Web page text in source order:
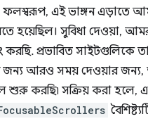
ফলস্বরূপ, এই ভাঙ্গন এড়াতে
হয়েছিল। সুবিধা দেওয়া,
করছি. প্রভাবিত সাইটগুলিকে
জন্য আরও সময় দেওয়ার
শুরু করছি৷ সক্রিয় করা হলে,